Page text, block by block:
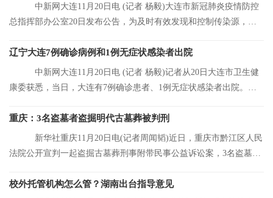
中新网大连11月20日电 (记者 杨毅)大连市新冠肺炎疫情防控
总指挥部办公室20日发布公告，为及时有效发现和控制传染源，结
辽宁大连7例确诊病例和1例无症状感染者出院
中新网大连11月20日电 (记者 杨毅)记者从20日大连市卫生健
康委获悉，当日，大连有7例确诊患者、1例无症状感染者出院。目
重庆：3名盗墓者盗掘明代古墓葬被判刑
新华社重庆11月20日电(记者周闻韬)近日，重庆市黔江区人民
法院公开宣判一起盗掘古墓葬刑事附带民事公益诉讼案，3名盗墓者
校外托管机构怎么管？湖南出台指导意见